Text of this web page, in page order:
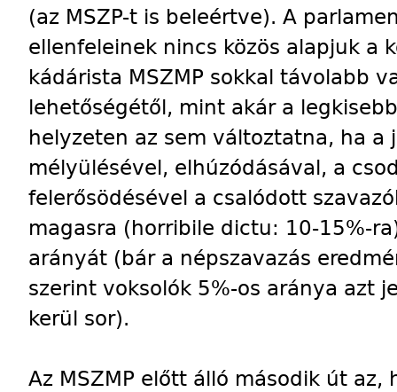
(az MSZP-t is beleértve). A
ellenfeleinek nincs közös alapjuk a
kádárista MSZMP sokkal távolabb
lehetőségétől, mint akár a
helyzeten az sem változtatna, ha a
mélyülésével, elhúzódásával, a
felerősödésével a csalódott
magasra (horribile dictu: 10-15%-
arányát (bár a népszavazás
szerint voksolók 5%-os aránya azt
kerül sor).
Az MSZMP előtt álló második út az,